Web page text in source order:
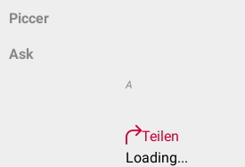
Piccer
Ask
A
Teilen
Loading...